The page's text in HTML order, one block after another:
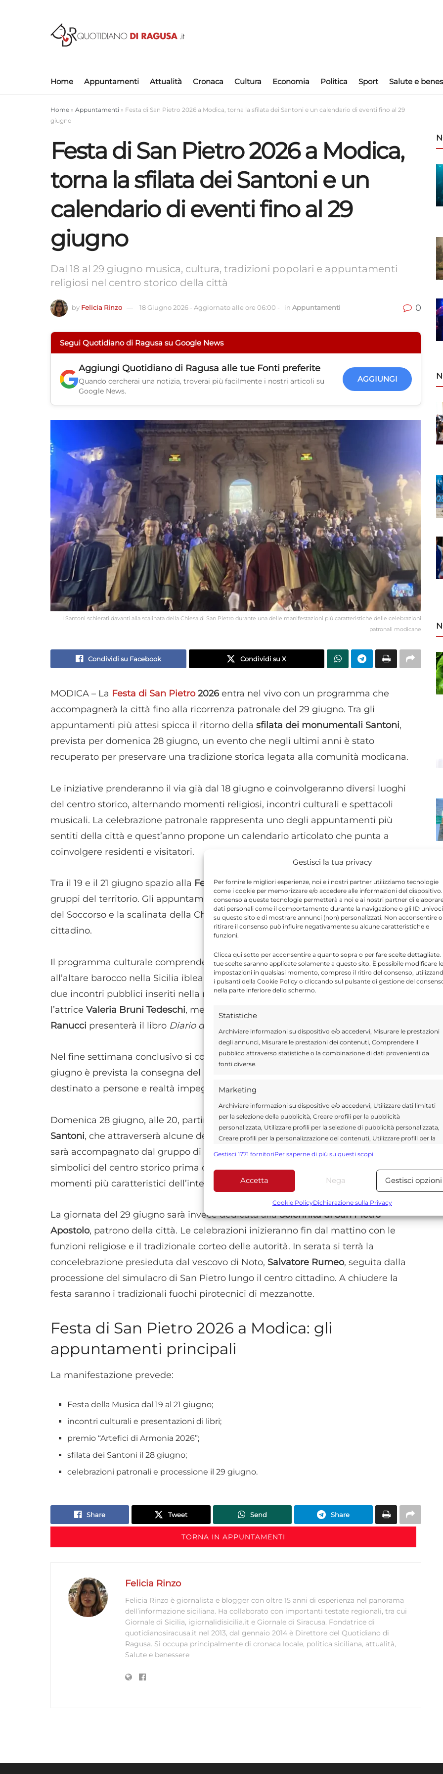
Gestisci la tua privacy
Per fornire le migliori esperienze, noi e i nostri partner utilizziamo tecnologie
come i cookie per memorizzare e/o accedere alle informazioni del
consenso a queste tecnologie permetterà a noi e ai nostri partner di
dati personali come il comportamento durante la navigazione o gli ID univoci
su questo sito e di mostrare annunci (non) personalizzati. Non acconsentire o
ritirare il consenso può influire negativamente su alcune caratteristiche e
funzioni.
Clicca qui sotto per acconsentire a quanto sopra o per fare scelte dettagliate.
tue scelte saranno applicate solamente a questo sito. È possibile modificare le
impostazioni in qualsiasi momento, compreso il ritiro del consenso,
i pulsanti della Cookie Policy o cliccando sul pulsante di gestione del
nella parte inferiore dello schermo.
Statistiche
Archiviare informazioni su dispositivo e/o accedervi, Misurare le prestazioni
degli annunci, Misurare le prestazioni dei contenuti, Comprendere il
pubblico attraverso statistiche o la combinazione di dati provenienti da
fonti diverse.
Marketing
Archiviare informazioni su dispositivo e/o accedervi, Utilizzare dati limitati
per la selezione della pubblicità, Creare profili per la pubblicità
personalizzata, Utilizzare profili per la selezione di pubblicità personalizzata,
Creare profili per la personalizzazione dei contenuti, Utilizzare profili per la
Utilizzare dati limitati per la selezione dei contenuti.
Funzionalità Sempre
Abbinare e combinare dati provenienti da altre fonti di dati,
alle informazioni trasmesse automaticamente.
Utilizzare dati di geolocalizzazione precisi, Riconoscere i
dispositivi in base a informazioni richieste attivamente.
Garantire la sicurezza, prevenire e rilevare frodi,
correggere errori, Erogare e presentare
Gestisci 1771 fornitoriPer saperne di più su questi scopi
Accetta Nega Gestisci opzioni
Cookie PolicyDichiarazione sulla Privacy
Home Appuntamenti Attualità Cronaca Cultura Economia Politica Sport Salute e
Home » Appuntamenti » Festa di San Pietro 2026 a Modica, torna la sfilata dei Santoni e un calendario di eventi fino al 29
giugno
Festa di San Pietro 2026 a Modica,
torna la sfilata dei Santoni e un
calendario di eventi fino al 29
giugno
Dal 18 al 29 giugno musica, cultura, tradizioni popolari e appuntamenti
religiosi nel centro storico della città
by Felicia Rinzo 18 Giugno 2026 - Aggiornato alle ore 06:00 - in Appuntamenti 0
Segui Quotidiano di Ragusa su Google News
Aggiungi Quotidiano di Ragusa alle tue Fonti preferite
Quando cercherai una notizia, troverai più facilmente i nostri articoli su
Google News.
AGGIUNGI
I Santoni schierati davanti alla scalinata della Chiesa di San Pietro durante una delle manifestazioni più caratteristiche delle celebrazioni
patronali modicane
Condividi su Facebook Condividi su X
MODICA – La Festa di San Pietro2026 entra nel vivo con un programma che
accompagnerà la città fino alla ricorrenza patronale del 29 giugno. Tra gli
appuntamenti più attesi spicca il ritorno della sfilata dei monumentali Santoni,
prevista per domenica 28 giugno, un evento che negli ultimi anni è stato
recuperato per preservare una tradizione storica legata alla comunità modicana.
Le iniziative prenderanno il via già dal 18 giugno e coinvolgeranno diversi luoghi
del centro storico, alternando momenti religiosi, incontri culturali e spettacoli
musicali. La celebrazione patronale rappresenta uno degli appuntamenti più
sentiti della città e quest’anno propone un calendario articolato che punta a
coinvolgere residenti e visitatori.
Tra il 19 e il 21 giugno spazio alla Festa della Musica, con tre concerti affidati a
gruppi del territorio. Gli appuntamenti si svolgeranno tra il sagrato della Madonna
del Soccorso e la scalinata della Chiesa di San Pietro, luoghi simbolo del centro
cittadino.
Il programma culturale comprende anche la presentazione del volume dedicato
all’altare barocco nella Sicilia iblea, in calendario il 22 giugno alla Domus S. Petri, e
due incontri pubblici inseriti nella rassegna “Scenari”. Il 26 giugno sarà ospite
l’attrice Valeria Bruni Tedeschi, mentre il giorno successivo il giornalista
Ranucci presenterà il libro Diario di un trapezista
Nel fine settimana conclusivo si concentreranno gli eventi più attesi. Sabato 27
giugno è prevista la consegna del riconoscimento
destinato a persone e realtà impegnate nella tutela e valorizzazione della città.
Domenica 28 giugno, alle 20, partirà dal Palazzo dei Mercedari lasfilata dei
Santoni, che attraverserà alcune delle principali vie e piazze di Modica. Il corteo
sarà accompagnato dal gruppo di tamburi “I Grifoni di Biscari” e toccherà punti
simbolici del centro storico prima del rientro. L’iniziativa rappresenta uno dei
momenti più caratteristici dell’intero programma.
La giornata del 29 giugno sarà invece dedicata allaSolennità di San Pietro
Apostolo, patrono della città. Le celebrazioni inizieranno fin dal mattino con le
funzioni religiose e il tradizionale corteo delle autorità. In serata si terrà la
concelebrazione presieduta dal vescovo di Noto, Salvatore Rumeo, seguita dalla
processione del simulacro di San Pietro lungo il centro cittadino. A chiudere la
festa saranno i tradizionali fuochi pirotecnici di mezzanotte.
Festa di San Pietro 2026 a Modica: gli
appuntamenti principali
La manifestazione prevede:
Festa della Musica dal 19 al 21 giugno;
incontri culturali e presentazioni di libri;
premio “Artefici di Armonia 2026”;
sfilata dei Santoni il 28 giugno;
celebrazioni patronali e processione il 29 giugno.
Share Tweet Send Share
TORNA IN APPUNTAMENTI
Felicia Rinzo
Felicia Rinzo è giornalista e blogger con oltre 15 anni di esperienza nel panorama
dell’informazione siciliana. Ha collaborato con importanti testate regionali, tra cui
Giornale di Sicilia, igiornalidisicilia.it e Giornale di Siracusa. Fondatrice di
quotidianosiracusa.it nel 2013, dal gennaio 2014 è Direttore del Quotidiano di
Ragusa. Si occupa principalmente di cronaca locale, politica siciliana, attualità,
Salute e benessere